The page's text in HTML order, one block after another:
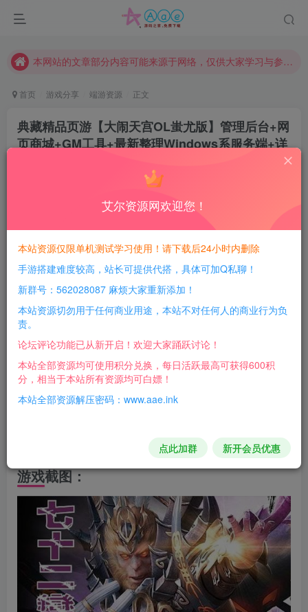
现在赞助会员享受专属折扣，详情点击此条公告。
本网站的文章部分内容可能来源于网络，仅供大家学习与参考，如有侵权，请联系站长QQ466107887进行删除处理。
首页 游戏分享 端游资源 正文
典藏精品页游【大闹天宫OL蚩尤版】管理后台+网
页商城+GM工具+最新整理Windows系服务端+详
168
每日活跃最高可获得600积分！所有资源可以使用
积分免费兑换！
游戏介绍：
打开刚刚连接的数据库表
选择dntg——role_vip这个表
prop两个字段，随意改个到2000000就可以
再次进入游戏就VIP11了
游戏截图：
艾尔资源网欢迎您！
本站资源仅限单机测试学习使用！请下载后24小时内删除
手游搭建难度较高，站长可提供代搭，具体可加Q私聊！
新群号：562028087 麻烦大家重新添加！
本站资源切勿用于任何商业用途，本站不对任何人的商业行为负
责。
论坛评论功能已从新开启！欢迎大家踊跃讨论！
本站全部资源均可使用积分兑换，每日活跃最高可获得600积
分，相当于本站所有资源均可白嫖！
本站全部资源解压密码：www.aae.ink
点此加群 新开会员优惠